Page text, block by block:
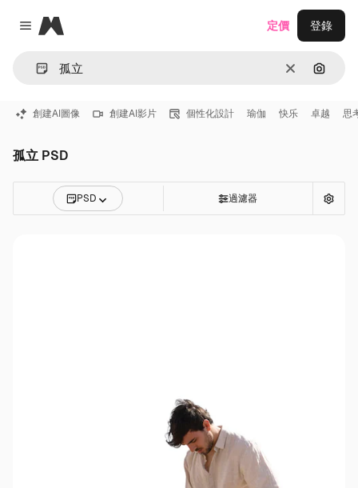
Close menu
Magnific
清除 通過圖
定價 登錄
創建AI圖像 創建AI影片 個性化設計 瑜伽 快乐 卓越 思
孤立 PSD
PSD 過濾器